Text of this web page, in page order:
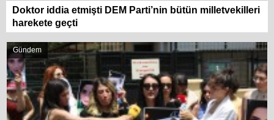
Doktor iddia etmişti DEM Parti’nin bütün milletvekilleri
harekete geçti
Gündem